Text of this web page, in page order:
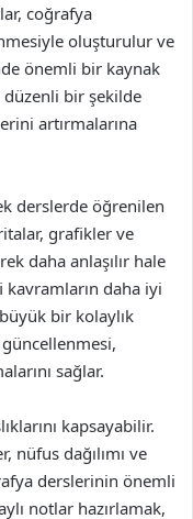
coğrafya
oluşturulur ve
önemli bir kaynak
düzenli bir şekilde
artırmalarına
derslerde öğrenilen
grafikler ve
daha anlaşılır hale
daha iyi
bir kolaylık
sağlar.
kapsayabilir.
dağılımı ve
derslerinin önemli
notlar hazırlamak,